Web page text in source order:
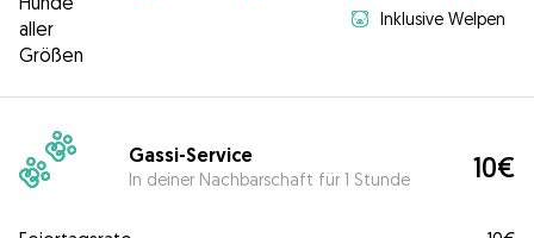
aller
Größen
Inklusive Welpen
Gassi-Service
In deiner Nachbarschaft für 1 Stunde 10€